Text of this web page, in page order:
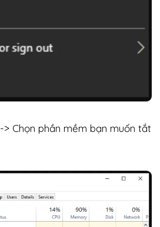
-> Chọn phần mềm bạn muốn tắt